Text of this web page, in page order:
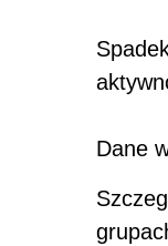
Dane